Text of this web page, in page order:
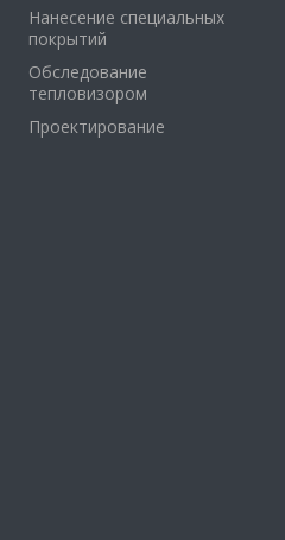
Нанесение специальных
покрытий
Обследование
тепловизором
Проектирование